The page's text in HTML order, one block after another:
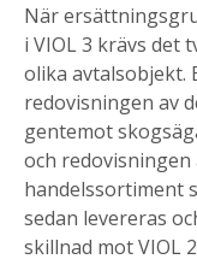
När
i VIOL 3 krävs det
olika avtalsobjekt.
redovisningen av
gentemot
och
handelssortiment
sedan levereras
skillnad mot VIOL